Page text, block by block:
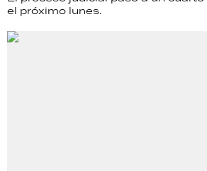
el próximo lunes.